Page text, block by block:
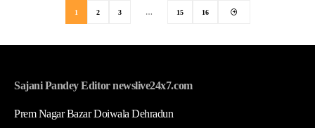
1 2 3 … 15 16
Sajani Pandey Editor newslive24x7.com
Prem Nagar Bazar Doiwala Dehradun